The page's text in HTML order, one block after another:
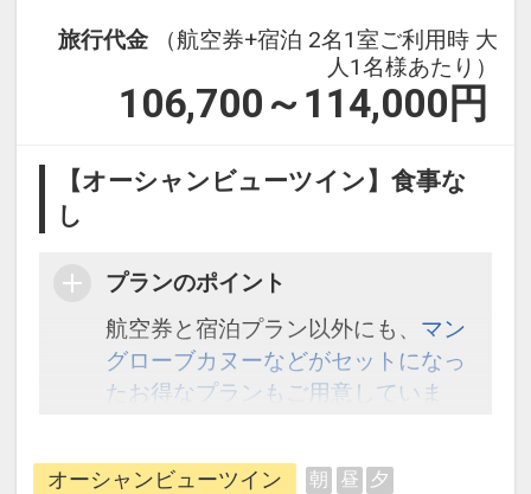
旅行代金
（航空券+宿泊 2名1室ご利用時 大
人1名様あたり）
106,700～114,000 円
【オーシャンビューツイン】食事な
し
プランのポイント
航空券と宿泊プラン以外にも、 マン
グローブカヌーなどがセットになっ
たお得なプランもご用意していま
オーシャンビューツイン 朝 昼 夕